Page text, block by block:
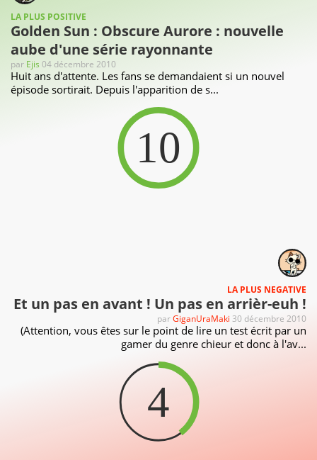
LA PLUS POSITIVE
Golden Sun : Obscure Aurore : nouvelle
aube d'une série rayonnante
par Ejis 04 décembre 2010
Huit ans d'attente. Les fans se demandaient si un nouvel
épisode sortirait. Depuis l'apparition de s...
10
LA PLUS NEGATIVE
Et un pas en avant ! Un pas en arrièr-euh !
parGiganUraMaki 30 décembre 2010
(Attention, vous êtes sur le point de lire un test écrit par un
gamer du genre chieur et donc à l'av...
4